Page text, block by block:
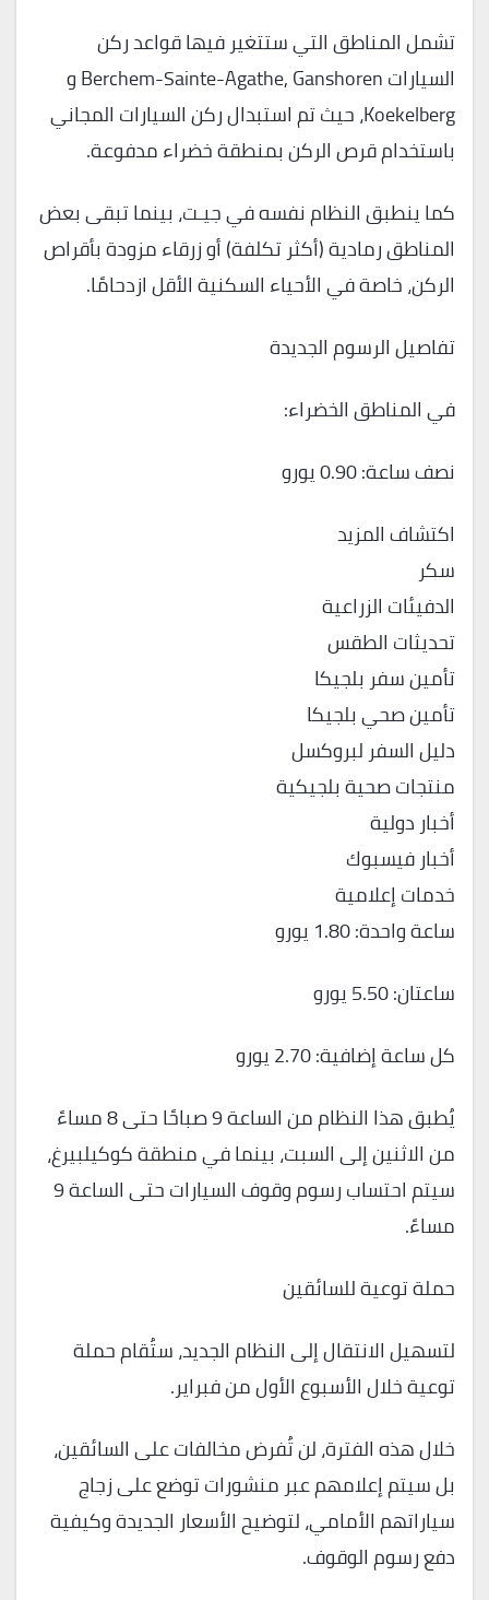
تشمل المناطق التي ستتغير فيها قواعد ركن
السيارات Berchem-Sainte-Agathe, Ganshoren و
Koekelberg، حيث تم استبدال ركن السيارات المجاني
باستخدام قرص الركن بمنطقة خضراء مدفوعة.
كما ينطبق النظام نفسه في جيـت، بينما تبقى بعض
المناطق رمادية (أكثر تكلفة) أو زرقاء مزودة بأقراص
الركن، خاصة في الأحياء السكنية الأقل ازدحامًا.
تفاصيل الرسوم الجديدة
في المناطق الخضراء:
نصف ساعة: 0.90 يورو
اكتشاف المزيد
سكر
الدفيئات الزراعية
تحديثات الطقس
تأمين سفر بلجيكا
تأمين صحي بلجيكا
دليل السفر لبروكسل
منتجات صحية بلجيكية
أخبار دولية
أخبار فيسبوك
خدمات إعلامية
ساعة واحدة: 1.80 يورو
ساعتان: 5.50 يورو
كل ساعة إضافية: 2.70 يورو
يُطبق هذا النظام من الساعة 9 صباحًا حتى 8 مساءً
من الاثنين إلى السبت، بينما في منطقة كوكيلبيرغ،
سيتم احتساب رسوم وقوف السيارات حتى الساعة 9
مساءً.
حملة توعية للسائقين
لتسهيل الانتقال إلى النظام الجديد، ستُقام حملة
توعية خلال الأسبوع الأول من فبراير.
خلال هذه الفترة، لن تُفرض مخالفات على السائقين،
بل سيتم إعلامهم عبر منشورات توضع على زجاج
سياراتهم الأمامي، لتوضيح الأسعار الجديدة وكيفية
دفع رسوم الوقوف.